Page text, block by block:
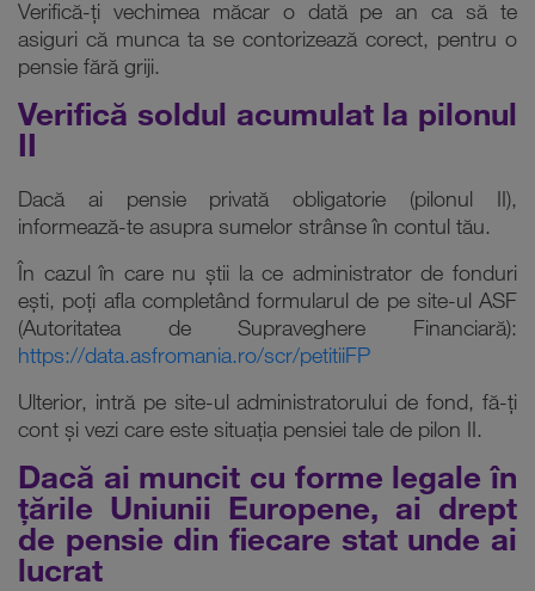
Verifică-ți vechimea măcar o dată pe an ca să te
asiguri că munca ta se contorizează corect, pentru o
pensie fără griji.
Verifică soldul acumulat la pilonul
II
Dacă ai pensie privată obligatorie (pilonul II),
informează-te asupra sumelor strânse în contul tău.
În cazul în care nu știi la ce administrator de fonduri
ești, poți afla completând formularul de pe site-ul ASF
(Autoritatea de Supraveghere Financiară):
https://data.asfromania.ro/scr/petitiiFP
Ulterior, intră pe site-ul administratorului de fond, fă-ți
cont și vezi care este situația pensiei tale de pilon II.
Dacă ai muncit cu forme legale în
țările Uniunii Europene, ai drept
de pensie din fiecare stat unde ai
lucrat